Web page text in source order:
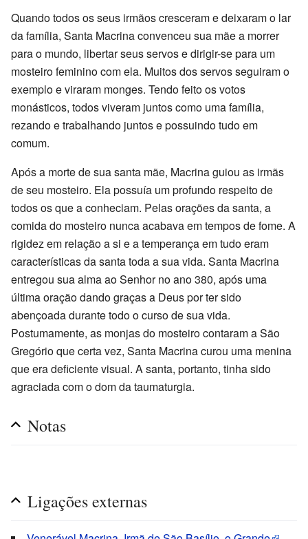
Quando todos os seus irmãos cresceram e deixaram o lar
da família, Santa Macrina convenceu sua mãe a morrer
para o mundo, libertar seus servos e dirigir-se para um
mosteiro feminino com ela. Muitos dos servos seguiram o
exemplo e viraram monges. Tendo feito os votos
monásticos, todos viveram juntos como uma família,
rezando e trabalhando juntos e possuindo tudo em
comum.
Após a morte de sua santa mãe, Macrina guiou as irmãs
de seu mosteiro. Ela possuía um profundo respeito de
todos os que a conheciam. Pelas orações da santa, a
comida do mosteiro nunca acabava em tempos de fome. A
rigidez em relação a si e a temperança em tudo eram
características da santa toda a sua vida. Santa Macrina
entregou sua alma ao Senhor no ano 380, após uma
última oração dando graças a Deus por ter sido
abençoada durante todo o curso de sua vida.
Postumamente, as monjas do mosteiro contaram a São
Gregório que certa vez, Santa Macrina curou uma menina
que era deficiente visual. A santa, portanto, tinha sido
agraciada com o dom da taumaturgia.
Notas
Ligações externas